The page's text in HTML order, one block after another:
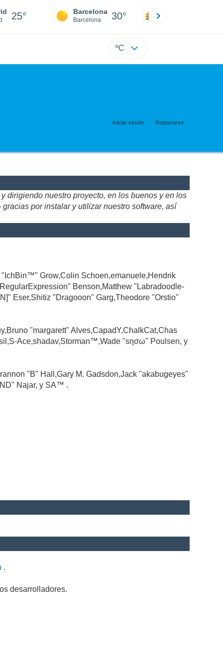
25° Barcelona
Barcelona 30°
ºC
Iniciar sesión Registrarse
dirigiendo nuestro proyecto, en los buenos y en los
por instalar y utilizar nuestro software, así
Grow,Colin Schoen,emanuele,Hendrik
Benson,Matthew "Labradoodle-
Eser,Shitiz "Dragooon" Garg,Theodore "Orstio"
"margarett" Alves,CapadY,ChalkCat,Chas
Ace,shadav,Storman™,Wade "sησω" Poulsen, y
"B" Hall,Gary M. Gadsdon,Jack "akabugeyes"
Najar, y SA™ .
.
desarrolladores.